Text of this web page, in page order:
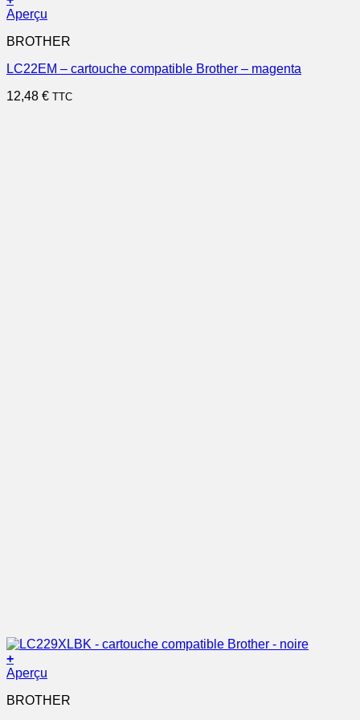
Aperçu
BROTHER
LC22EM – cartouche compatible Brother – magenta
12,48 € TTC
+
Aperçu
BROTHER